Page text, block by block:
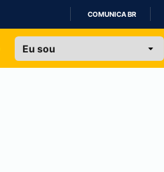
IR
COMUNICA BR